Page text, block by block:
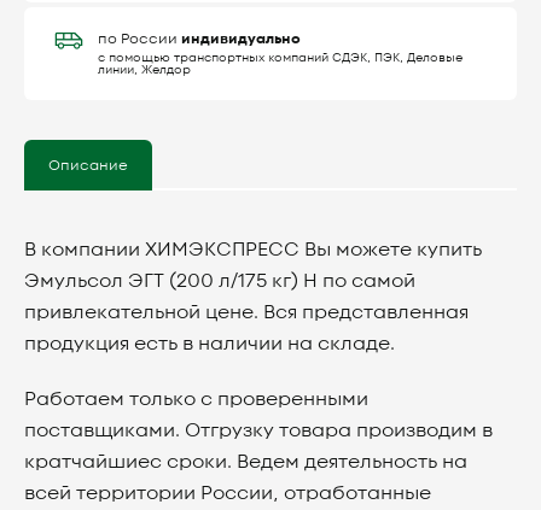
по России индивидуально
с помощью транспортных компаний СДЭК, ПЭК, Деловые
линии, Желдор
Описание
В компании ХИМЭКСПРЕСС Вы можете купить
Эмульсол ЭГТ (200 л/175 кг) Н по самой
привлекательной цене. Вся представленная
продукция есть в наличии на складе.
Работаем только с проверенными
поставщиками. Отгрузку товара производим в
кратчайшиес сроки. Ведем деятельность на
всей территории России, отработанные